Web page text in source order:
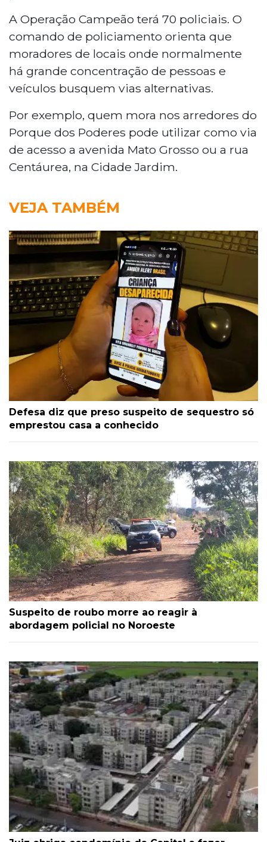
A Operação Campeão terá 70 policiais. O
comando de policiamento orienta que
moradores de locais onde normalmente
há grande concentração de pessoas e
veículos busquem vias alternativas.
Por exemplo, quem mora nos arredores do
Porque dos Poderes pode utilizar como via
de acesso a avenida Mato Grosso ou a rua
Centáurea, na Cidade Jardim.
VEJA TAMBÉM
Defesa diz que preso suspeito de sequestro só
emprestou casa a conhecido
Suspeito de roubo morre ao reagir à
abordagem policial no Noroeste